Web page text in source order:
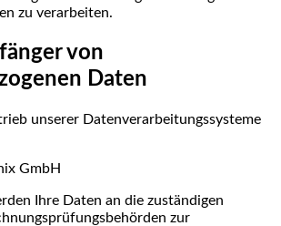
zu verarbeiten.
von
Daten
unserer Datenverarbeitungssysteme
GmbH
Ihre Daten an die zuständigen
zur